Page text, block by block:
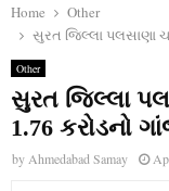
Home
Other
સુરત જિલ્લા પલસાણા
Other
સુરત જિલ્લા
1.76 કરોડનો
by Ahmedabad Samay